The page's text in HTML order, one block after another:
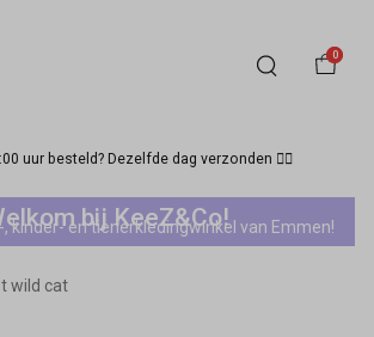
0
uur besteld? Dezelfde dag verzonden 🏃‍♀️
bij KeeZ&Co!
, kinder- en tienerkledingwinkel van Emmen!
wild cat